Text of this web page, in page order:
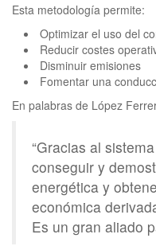
Esta metodología permite:
Optimizar el uso del
Reducir costes
Disminuir emisiones
Fomentar una
En palabras de López
“Gracias al
conseguir y
energética y
económica
Es un gran aliado